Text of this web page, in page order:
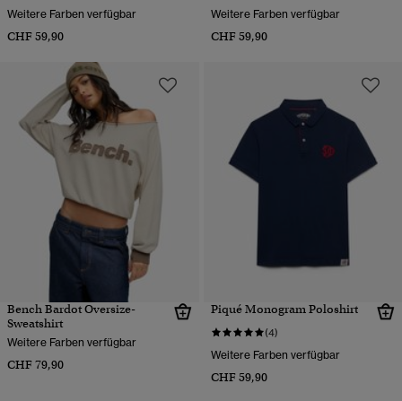
Weitere Farben verfügbar
CHF 59,90
Weitere Farben verfügbar
CHF 59,90
Bench Bardot Oversize-
Sweatshirt
Weitere Farben verfügbar
CHF 79,90
Piqué Monogram Poloshirt
(4)
Weitere Farben verfügbar
CHF 59,90